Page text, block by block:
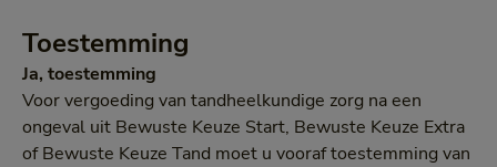
Toestemming
Ja, toestemming
Voor vergoeding van tandheelkundige zorg na een
ongeval uit Bewuste Keuze Start, Bewuste Keuze Extra
of Bewuste Keuze Tand moet u vooraf toestemming van